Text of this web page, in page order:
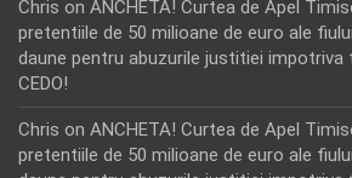
Chris on ANCHETA! Curtea de Apel
pretentiile de 50 milioane de euro ale
daune pentru abuzurile justitiei impotriva
CEDO!
Chris on ANCHETA! Curtea de Apel
pretentiile de 50 milioane de euro ale